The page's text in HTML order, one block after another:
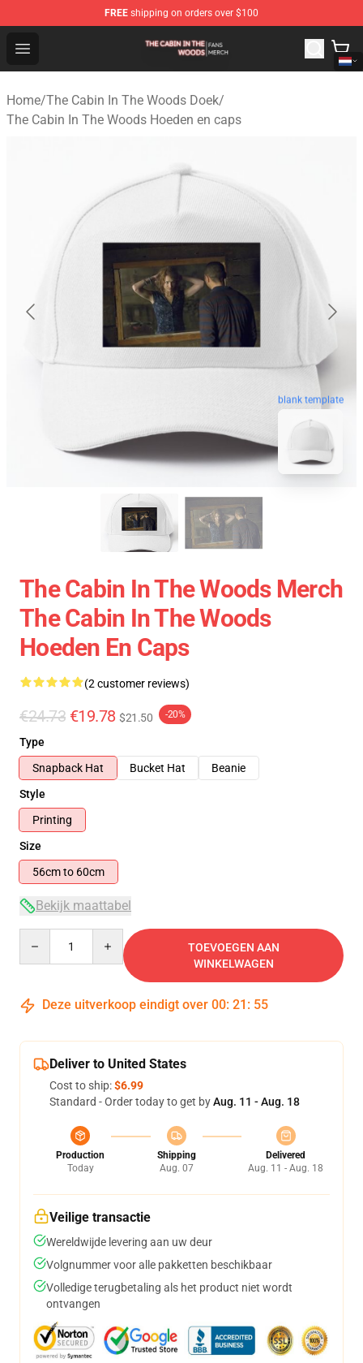
FREE shipping on orders over $100
Open menu
The Cabin In The Woods Shop - Official The Cabin In
Home/The Cabin In The Woods Doek/
The Cabin In The Woods Hoeden en caps
blank template
The Cabin In The Woods Merch
The Cabin In The Woods
Hoeden En Caps
(2 customer reviews)
€24.73 €19.78 $21.50 -20%
Type
Snapback Hat
Bucket Hat
Beanie
Style
Printing
Size
56cm to 60cm
Bekijk maattabel
TOEVOEGEN AAN
WINKELWAGEN
Deze uitverkoop eindigt over 00: 21 : 55
Deliver to United States
Cost to ship:$6.99
Standard - Order today to get byAug. 11 - Aug. 18
Production
Today
Shipping
Aug. 07
Delivered
Aug. 11 - Aug. 18
Veilige transactie
Wereldwijde levering aan uw deur
Volgnummer voor alle pakketten beschikbaar
Volledige terugbetaling als het product niet wordt
ontvangen